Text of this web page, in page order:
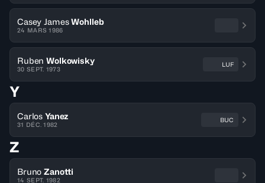
Casey James Wohlleb
24 MARS 1986
Ruben Wolkowisky
30 SEPT. 1973
LUF
Y
Carlos Yanez
31 DÉC. 1982
BUC
Z
Bruno Zanotti
14 SEPT. 1982